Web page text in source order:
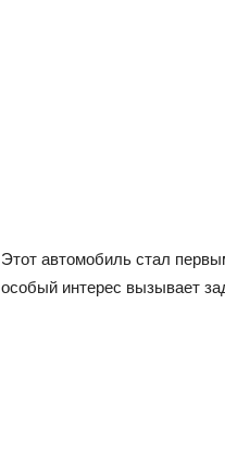
Этот автомобиль стал
особый интерес вызывает